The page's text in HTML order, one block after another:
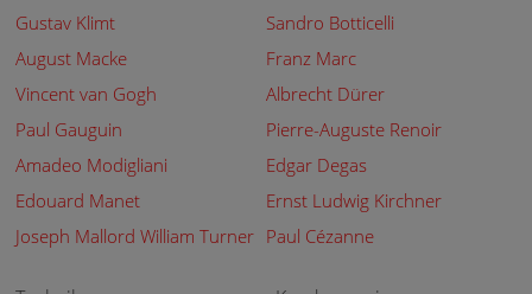
Gustav Klimt
Sandro Botticelli
August Macke
Franz Marc
Vincent van Gogh
Albrecht Dürer
Paul Gauguin
Pierre-Auguste Renoir
Amadeo Modigliani
Edgar Degas
Edouard Manet
Ernst Ludwig Kirchner
Joseph Mallord William Turner Paul Cézanne